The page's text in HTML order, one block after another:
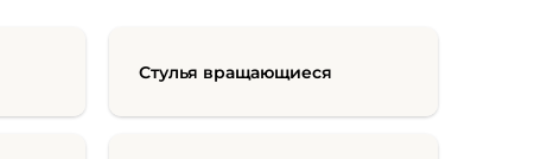
Стулья вращающиеся